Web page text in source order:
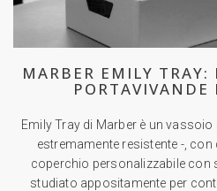
MARBER EMILY TRAY:
PORTAVIVANDE
Emily Tray di Marber è un
estremamente resistente -,
coperchio personalizzabile con
studiato appositamente per